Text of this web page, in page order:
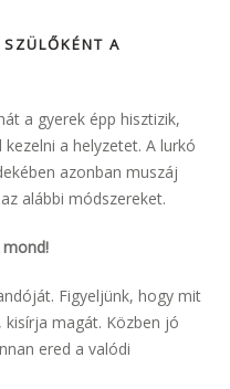
SZÜLŐKÉNT A
a gyerek épp hisztizik,
a helyzetet. A lurkó
azonban muszáj
alábbi módszereket.
Figyeljünk, hogy mit
magát. Közben jó
ered a valódi